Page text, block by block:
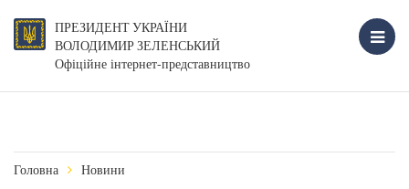
ПРЕЗИДЕНТ УКРАЇНИ
ВОЛОДИМИР ЗЕЛЕНСЬКИЙ
Офіційне інтернет-представництво
Головна Новини